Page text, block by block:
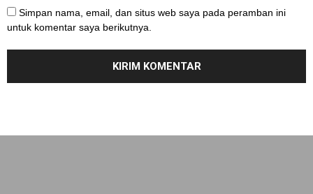
Simpan nama, email, dan situs web saya pada peramban ini
untuk komentar saya berikutnya.